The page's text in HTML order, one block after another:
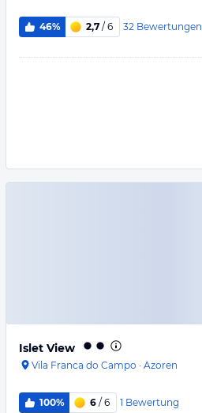
46% 2,7 / 6 32 Bewertungen
Islet View
Vila Franca do Campo · Azoren
100% 6 / 6 1 Bewertung